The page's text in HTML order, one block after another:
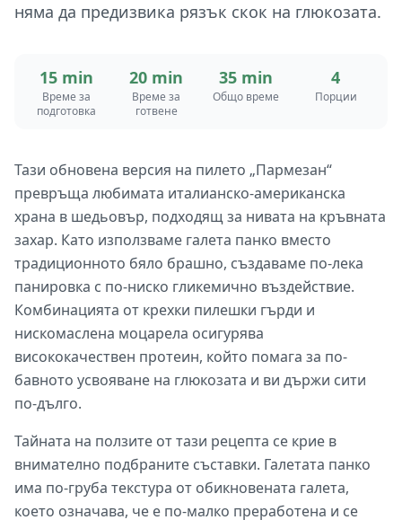
няма да предизвика рязък скок на глюкозата.
15 min
Време за
подготовка
20 min
Време за
готвене
35 min
Общо време
4
Порции
Тази обновена версия на пилето „Пармезан“
превръща любимата италианско-американска
храна в шедьовър, подходящ за нивата на кръвната
захар. Като използваме галета панко вместо
традиционното бяло брашно, създаваме по-лека
панировка с по-ниско гликемично въздействие.
Комбинацията от крехки пилешки гърди и
нискомаслена моцарела осигурява
висококачествен протеин, който помага за по-
бавното усвояване на глюкозата и ви държи сити
по-дълго.
Тайната на ползите от тази рецепта се крие в
внимателно подбраните съставки. Галетата панко
има по-груба текстура от обикновената галета,
което означава, че е по-малко преработена и се